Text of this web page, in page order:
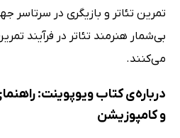
تمرین تئاتر و بازیگری در
بی‌شمار هنرمند تئاتر در فرآیند
می‌کنند.
درباره‌ی کتاب ویوپوینت:
و کامپوزیشن